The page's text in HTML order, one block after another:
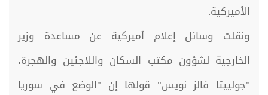
الأميركية.
ونقلت وسائل إعلام أميركية عن مساعدة وزير
الخارجية لشؤون مكتب السكان واللاجئين والهجرة،
"جولييتا فالز نويس" قولها إن "الوضع في سوريا